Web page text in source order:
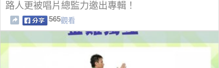
路人更被唱片總監力邀出專輯！
565觀看